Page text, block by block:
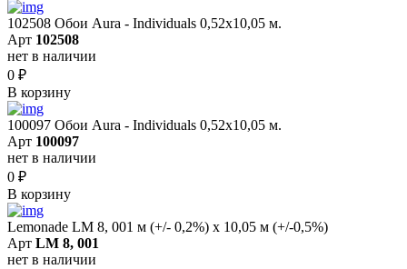
102508 Обои Aura - Individuals 0,52х10,05 м.
Арт 102508
нет в наличии
0 ₽
В корзину
100097 Обои Aura - Individuals 0,52х10,05 м.
Арт 100097
нет в наличии
0 ₽
В корзину
Lemonade LM 8, 001 м (+/- 0,2%) х 10,05 м (+/-0,5%)
Арт LM 8, 001
нет в наличии